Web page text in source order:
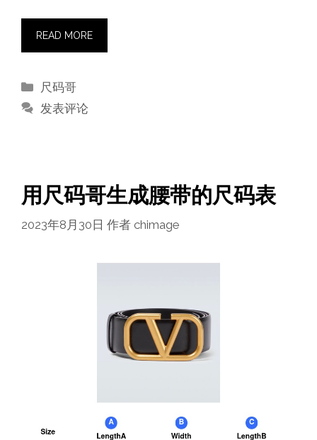
READ MORE
分
类
尺码哥
发表评论
用尺码哥生成腰带的尺码表
2023年8月30日 作者 chimage